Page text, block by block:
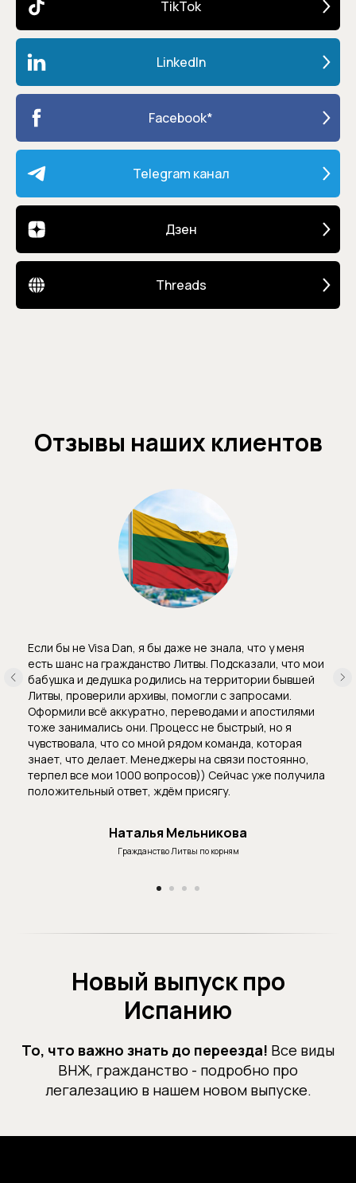
TikTok
LinkedIn
Facebook*
Telegram канал
Дзен
Threads
Отзывы наших клиентов
Если бы не Visa Dan, я бы даже не знала, что у меня
есть шанс на гражданство Литвы. Подсказали, что мои
бабушка и дедушка родились на территории бывшей
Литвы, проверили архивы, помогли с запросами.
Оформили всё аккуратно, переводами и апостилями
тоже занимались они. Процесс не быстрый, но я
чувствовала, что со мной рядом команда, которая
знает, что делает. Менеджеры на связи постоянно,
терпел все мои 1000 вопросов)) Сейчас уже получила
положительный ответ, ждём присягу.
Наталья Мельникова
Гражданство Литвы по корням
Новый выпуск про
Испанию
То, что важно знать до переезда! Все виды
ВНЖ, гражданство - подробно про
легалезацию в нашем новом выпуске.